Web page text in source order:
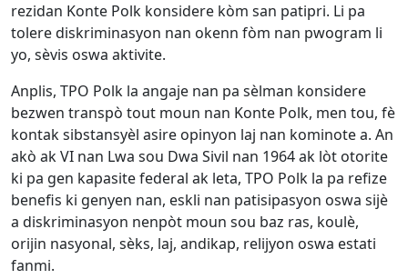
rezidan Konte Polk konsidere kòm san patipri. Li pa
tolere diskriminasyon nan okenn fòm nan pwogram li
yo, sèvis oswa aktivite.
Anplis, TPO Polk la angaje nan pa sèlman konsidere
bezwen transpò tout moun nan Konte Polk, men tou, fè
kontak sibstansyèl asire opinyon laj nan kominote a. An
akò ak VI nan Lwa sou Dwa Sivil nan 1964 ak lòt otorite
ki pa gen kapasite federal ak leta, TPO Polk la pa refize
benefis ki genyen nan, eskli nan patisipasyon oswa sijè
a diskriminasyon nenpòt moun sou baz ras, koulè,
orijin nasyonal, sèks, laj, andikap, relijyon oswa estati
fanmi.